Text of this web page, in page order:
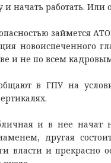
и начать работать. Или
займется
новоиспеченного
и не по всем
в ГПУ на
и в нее начат
другая
власти и прекрасно